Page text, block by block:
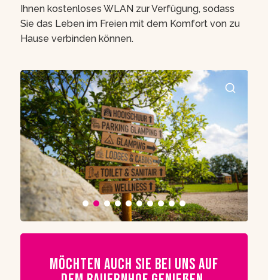
Ihnen kostenloses WLAN zur Verfügung, sodass
Sie das Leben im Freien mit dem Komfort von zu
Hause verbinden können.
Möchten auch Sie bei uns auf